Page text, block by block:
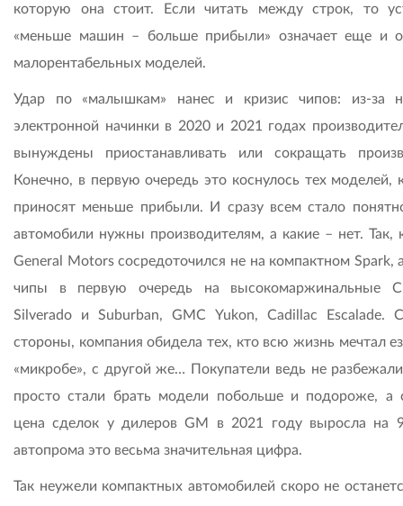
которую она стоит. Если читать между строк, то
«меньше машин – больше прибыли» означает еще и
малорентабельных моделей.
Удар по «малышкам» нанес и кризис чипов: из-за
электронной начинки в 2020 и 2021 годах
вынуждены приостанавливать или сокращать
Конечно, в первую очередь это коснулось тех моделей,
приносят меньше прибыли. И сразу всем стало
автомобили нужны производителям, а какие – нет. Так,
General Motors сосредоточился не на компактном Spark,
чипы в первую очередь на высокомаржинальные
Silverado и Suburban, GMC Yukon, Cadillac Escalade.
стороны, компания обидела тех, кто всю жизнь мечтал
«микробе», с другой же… Покупатели ведь не
просто стали брать модели побольше и подороже, а
цена сделок у дилеров GM в 2021 году выросла на
автопрома это весьма значительная цифра.
Так неужели компактных автомобилей скоро не